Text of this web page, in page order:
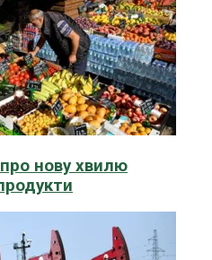
нову хвилю